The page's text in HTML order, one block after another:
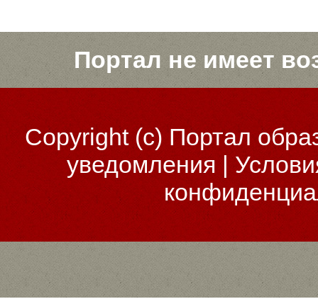
Портал не имеет
Copyright (c)Портал
уведомления |